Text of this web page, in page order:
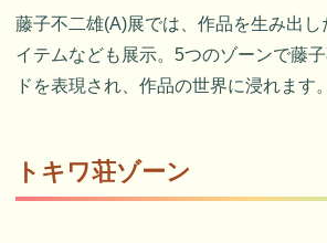
藤子不二雄(A)展では、作品を生み出
イテムなども展示。5つのゾーンで藤
ドを表現され、作品の世界に浸れます。
トキワ荘ゾーン